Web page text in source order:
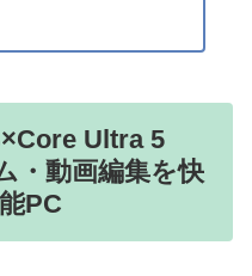
Ultra 5
・動画編集を快
PC